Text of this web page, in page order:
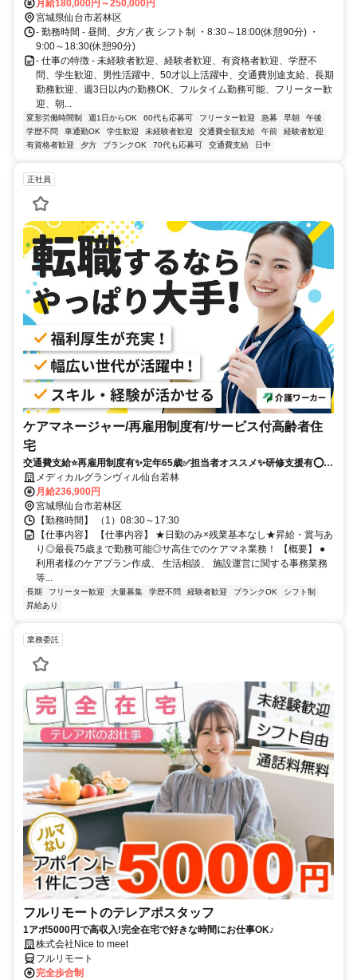
東西線 六丁の目 徒歩 20分 仙石線 福田町 車 8分
月給180,000円～250,000円
宮城県仙台市若林区
- 勤務時間 - 昼間、夕方／夜 シフト制 ・8:30～18:00(休憩90分) ・
9:00～18:30(休憩90分)
- 仕事の特徴 - 未経験者歓迎、経験者歓迎、有資格者歓迎、学歴不
問、学生歓迎、男性活躍中、50才以上活躍中、交通費別途支給、長期
勤務歓迎、週3日以内の勤務OK、フルタイム勤務可能、フリーター歓
迎、朝...
変形労働時間制 週1日からOK 60代も応募可 フリーター歓迎 急募 早朝
午後
学歴不問
車通勤OK 学生歓迎 未経験者歓迎 交通費全額支給 午前
経験者歓迎
有資格者歓迎
夕方 ブランクOK 70代も応募可 交通費支給 日中
正社員
ケアマネージャー/再雇用制度有/サービス付高齢者住
宅
交通費支給⭐️再雇用制度有✨定年65歳✅️担当者オススメ✨研修支援有⭕️経
験者優遇✨車通勤ＯＫ
メディカルグランヴィル仙台若林
月給236,900円
宮城県仙台市若林区
【勤務時間】 （1）08:30～17:30
【仕事内容】 【仕事内容】 ★日勤のみ×残業基本なし★昇給・賞与あ
り◎最長75歳まで勤務可能◎サ高住でのケアマネ業務！ 【概要】 ●
利用者様のケアプラン作成、 生活相談、 施設運営に関する事務業務
等...
長期 フリーター歓迎 大量募集 学歴不問 経験者歓迎 ブランクOK
シフト制
昇給あり
業務委託
フルリモートのテレアポスタッフ
1アポ5000円で高収入!完全在宅で好きな時間にお仕事OK♪
株式会社Nice to meet
フルリモート
完全歩合制